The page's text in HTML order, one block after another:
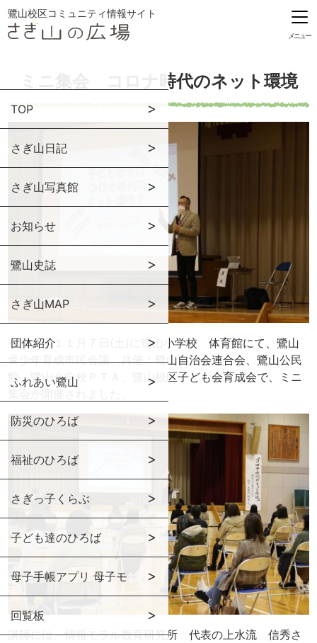
鷺山校区コミュニティ情報サイト
メニュー
TOP
さぎ山日記
さぎ山写真館
お知らせ
鷺山史誌
さぎ山MAP
団体紹介
ふれあい鷺山
防災のひろば
福祉のひろば
さぎっ子くらぶ
子ども達のひろば
母子手帳アプリ 母子モ
回覧板
ミニ集会 コロナ時代のネット環境
令和２年１１月７日(土)に鷺山小学校 体育館にて、鷺山
青少年育成市民会議、共催：鷺山自治会連合会、鷺山公民
館、鷺山小学校ＰＴＡ、鷺山校区子ども会育成会で、ミニ
講師には、情報モラル教育研究所 代表の上水流 信秀さ